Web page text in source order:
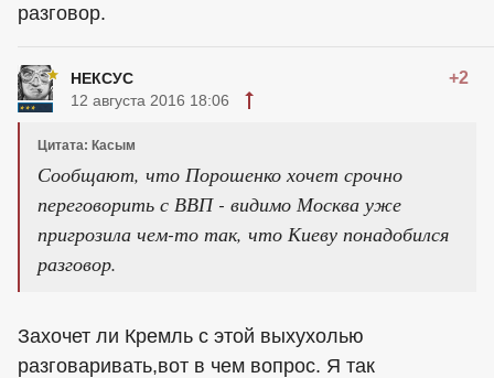
разговор.
НЕКСУС +2
12 августа 2016 18:06
Цитата: Касым
Сообщают, что Порошенко хочет срочно
переговорить с ВВП - видимо Москва уже
пригрозила чем-то так, что Киеву понадобился
разговор.
Захочет ли Кремль с этой выхухолью
разговаривать,вот в чем вопрос. Я так